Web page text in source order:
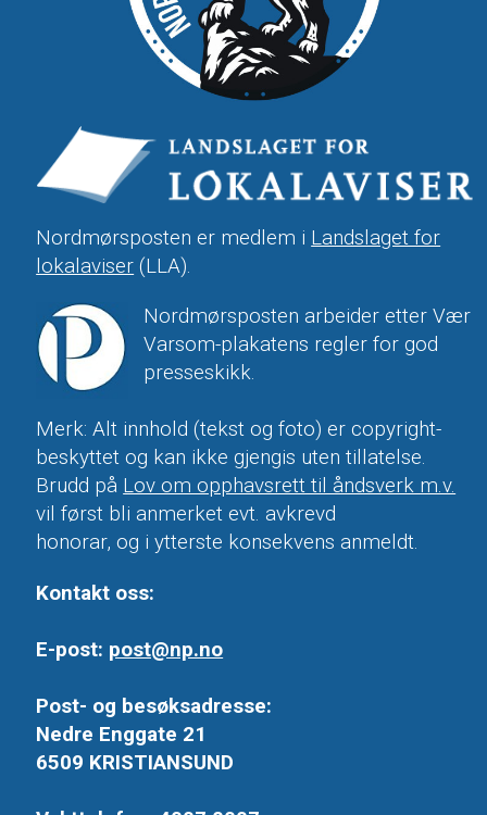
Nordmørsposten er medlem i Landslaget for
lokalaviser (LLA).
Nordmørsposten arbeider etter Vær
Varsom-plakatens regler for god
presseskikk.
Merk: Alt innhold (tekst og foto) er copyright-
beskyttet og kan ikke gjengis uten tillatelse.
Brudd på Lov om opphavsrett til åndsverk m.v.
vil først bli anmerket evt. avkrevd
honorar, og i ytterste konsekvens anmeldt.
Kontakt oss:
E-post: post@np.no
Post- og besøksadresse:
Nedre Enggate 21
6509 KRISTIANSUND